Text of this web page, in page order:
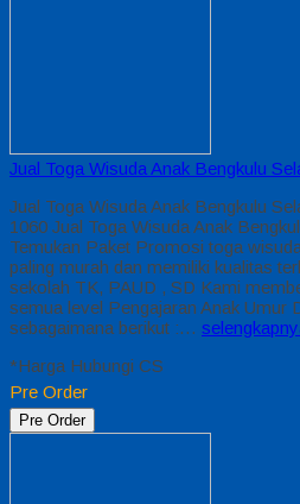
Jual Toga Wisuda Anak Bengkulu
Jual Toga Wisuda Anak Bengkulu
1060 Jual Toga Wisuda Anak
Temukan Paket Promosi toga
paling murah dan memiliki kualitas
sekolah TK, PAUD , SD Kami
semua level Pengajaran Anak Umur
sebagaimana berikut :…
*Harga Hubungi CS
Pre Order
Pre Order